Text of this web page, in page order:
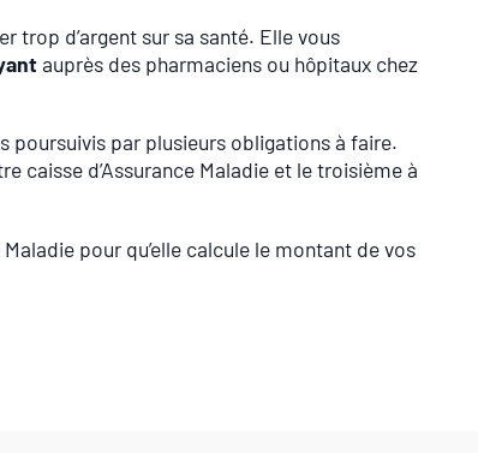
trop d’argent sur sa santé. Elle vous
auprès des pharmaciens ou hôpitaux chez
poursuivis par plusieurs obligations à faire.
caisse d’Assurance Maladie et le troisième à
pour qu’elle calcule le montant de vos